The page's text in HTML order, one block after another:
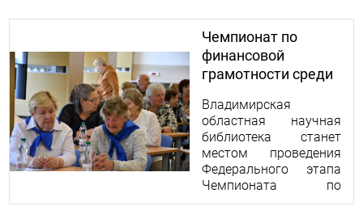
Чемпионат по
финансовой
грамотности среди
возраста
Владимирская
областная научная
библиотека станет
местом проведения
Федерального этапа
Чемпионата по
финансовой